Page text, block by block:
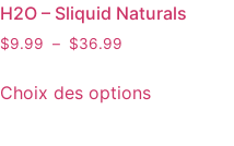
H2O – Sliquid Naturals
$9.99 – $36.99
Choix des options